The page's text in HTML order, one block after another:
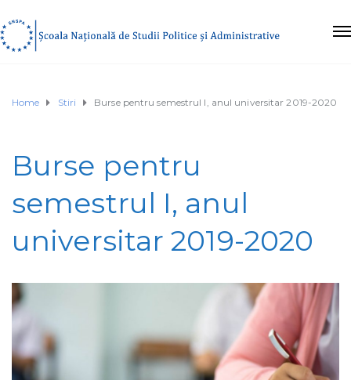
Home Stiri Burse pentru semestrul I, anul universitar 2019-2020
Burse pentru
semestrul I, anul
universitar 2019-2020